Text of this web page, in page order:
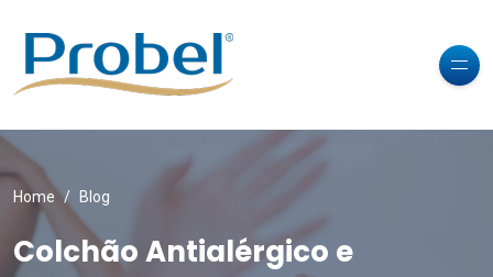
Home Blog
Colchão Antialérgico e